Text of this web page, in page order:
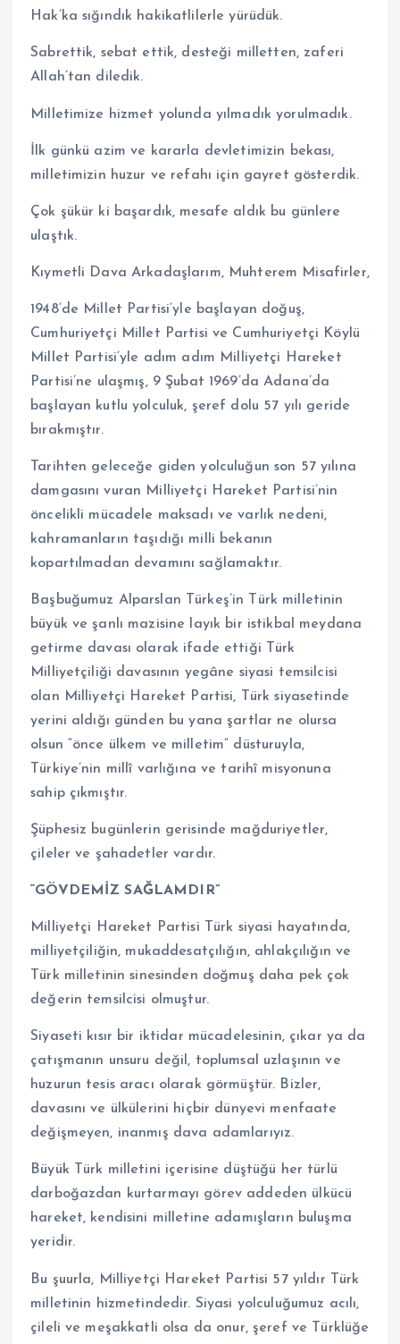
Hak’ka sığındık hakikatlilerle yürüdük.
Sabrettik, sebat ettik, desteği milletten, zaferi
Allah’tan diledik.
Milletimize hizmet yolunda yılmadık yorulmadık.
İlk günkü azim ve kararla devletimizin bekası,
milletimizin huzur ve refahı için gayret gösterdik.
Çok şükür ki başardık, mesafe aldık bu günlere
ulaştık.
Kıymetli Dava Arkadaşlarım, Muhterem Misafirler,
1948’de Millet Partisi’yle başlayan doğuş,
Cumhuriyetçi Millet Partisi ve Cumhuriyetçi Köylü
Millet Partisi’yle adım adım Milliyetçi Hareket
Partisi’ne ulaşmış, 9 Şubat 1969’da Adana’da
başlayan kutlu yolculuk, şeref dolu 57 yılı geride
bırakmıştır.
Tarihten geleceğe giden yolculuğun son 57 yılına
damgasını vuran Milliyetçi Hareket Partisi’nin
öncelikli mücadele maksadı ve varlık nedeni,
kahramanların taşıdığı milli bekanın
kopartılmadan devamını sağlamaktır.
Başbuğumuz Alparslan Türkeş’in Türk milletinin
büyük ve şanlı mazisine layık bir istikbal meydana
getirme davası olarak ifade ettiği Türk
Milliyetçiliği davasının yegâne siyasi temsilcisi
olan Milliyetçi Hareket Partisi, Türk siyasetinde
yerini aldığı günden bu yana şartlar ne olursa
olsun “önce ülkem ve milletim” düsturuyla,
Türkiye’nin millî varlığına ve tarihî misyonuna
sahip çıkmıştır.
Şüphesiz bugünlerin gerisinde mağduriyetler,
çileler ve şahadetler vardır.
“GÖVDEMİZ SAĞLAMDIR”
Milliyetçi Hareket Partisi Türk siyasi hayatında,
milliyetçiliğin, mukaddesatçılığın, ahlakçılığın ve
Türk milletinin sinesinden doğmuş daha pek çok
değerin temsilcisi olmuştur.
Siyaseti kısır bir iktidar mücadelesinin, çıkar ya da
çatışmanın unsuru değil, toplumsal uzlaşının ve
huzurun tesis aracı olarak görmüştür. Bizler,
davasını ve ülkülerini hiçbir dünyevi menfaate
değişmeyen, inanmış dava adamlarıyız.
Büyük Türk milletini içerisine düştüğü her türlü
darboğazdan kurtarmayı görev addeden ülkücü
hareket, kendisini milletine adamışların buluşma
yeridir.
Bu şuurla, Milliyetçi Hareket Partisi 57 yıldır Türk
milletinin hizmetindedir. Siyasi yolculuğumuz acılı,
çileli ve meşakkatli olsa da onur, şeref ve Türklüğe